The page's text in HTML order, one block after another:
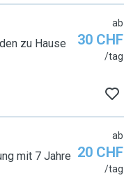
zu Hause
ab
30 CHF
/tag
mit 7 Jahre
ab
20 CHF
/tag